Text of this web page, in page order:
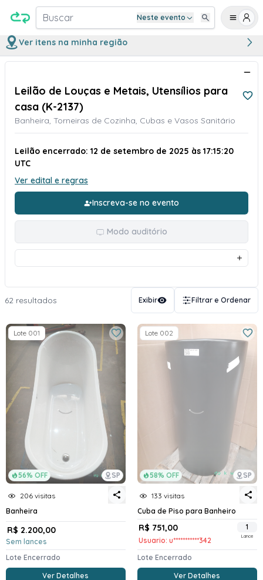
Buscar Neste evento
Ver itens na minha região
Leilão de Louças e Metais, Utensílios para
casa (K-2137)
Banheira, Torneiras de Cozinha, Cubas e Vasos Sanitário
Leilão encerrado: 12 de setembro de 2025 às 17:15:20
UTC
Ver edital e regras
Inscreva-se no evento
Modo auditório
62 resultados Exibir Filtrar e Ordenar
56% OFF SP
Lote 001
206 visitas
Banheira
R$ 2.200,00
Sem lances
Lote Encerrado
Ver Detalhes
58% OFF SP
Lote 002
133 visitas
Cuba de Piso para Banheiro
R$ 751,00
Usuario: u***********342
1
Lance
Lote Encerrado
Ver Detalhes